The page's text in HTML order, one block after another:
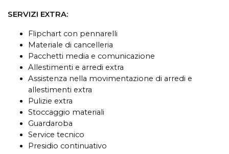
SERVIZI EXTRA:
Flipchart con pennarelli
Materiale di cancelleria
Pacchetti media e comunicazione
Allestimenti e arredi extra
Assistenza nella movimentazione di arredi e
allestimenti extra
Pulizie extra
Stoccaggio materiali
Guardaroba
Service tecnico
Presidio continuativo